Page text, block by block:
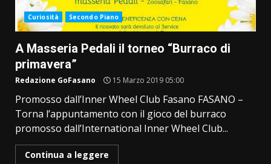
Curiosità Secondo Piano
A Masseria Pedali il torneo “Burraco di
primavera”
Redazione GoFasano 15 Marzo 2019 05:00
Promosso dall’Inner Wheel Club Fasano FASANO –
Torna l’appuntamento con il gioco del burraco
promosso dall’International Inner Wheel Club...
Continua a leggere